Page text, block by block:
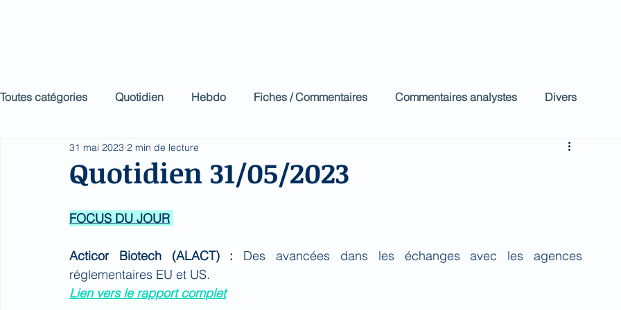
Toutes catégories Quotidien Hebdo Fiches / Commentaires Commentaires analystes Divers
Quotidien 31/05/2023
31 mai 2023 2 min de lecture
FOCUS DU JOUR
Acticor Biotech (ALACT) : Des avancées dans les échanges avec les agences
réglementaires EU et US.
Lien vers le rapport complet